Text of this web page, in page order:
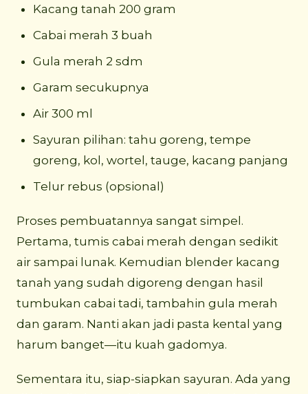
Kacang tanah 200 gram
Cabai merah 3 buah
Gula merah 2 sdm
Garam secukupnya
Air 300 ml
Sayuran pilihan: tahu goreng, tempe
goreng, kol, wortel, tauge, kacang panjang
Telur rebus (opsional)
Proses pembuatannya sangat simpel.
Pertama, tumis cabai merah dengan sedikit
air sampai lunak. Kemudian blender kacang
tanah yang sudah digoreng dengan hasil
tumbukan cabai tadi, tambahin gula merah
dan garam. Nanti akan jadi pasta kental yang
harum banget—itu kuah gadomya.
Sementara itu, siap-siapkan sayuran. Ada yang